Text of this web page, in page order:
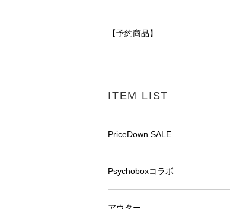
【予約商品】
ITEM LIST
PriceDown SALE
Psychoboxコラボ